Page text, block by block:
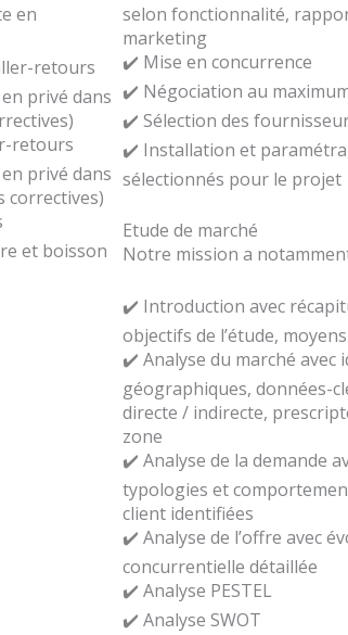
en
retours
privé dans
retours
privé dans
correctives)
et boisson
selon fonctionnalité,
marketing
✔️ Mise en concurrence
✔️ Négociation au
✔️ Sélection des
✔️ Installation et
sélectionnés pour le projet
Etude de marché
Notre mission a
✔️ Introduction avec
objectifs de l’étude,
✔️ Analyse du marché
géographiques, données-
directe / indirecte,
zone
✔️ Analyse de la demande
typologies et
client identifiées
✔️ Analyse de l’offre avec
concurrentielle détaillée
✔️ Analyse PESTEL
✔️ Analyse SWOT